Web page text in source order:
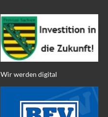
Wir werden digital